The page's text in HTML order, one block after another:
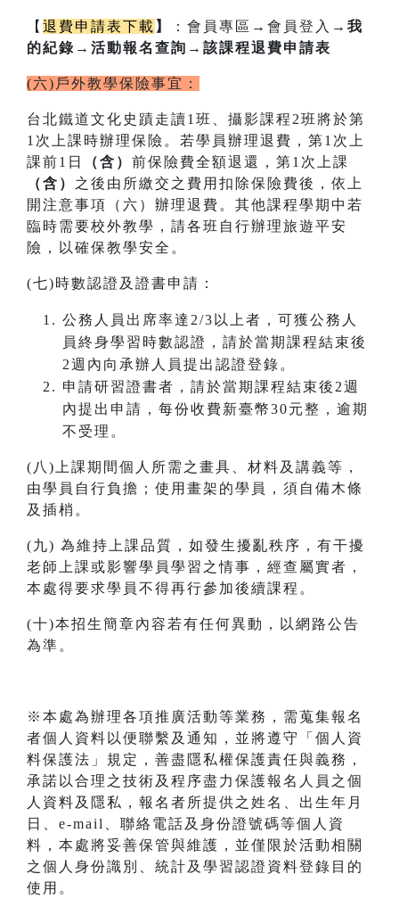
【 退費申請表下載 】 ：會員專區 → 會員登入 →我
的紀錄→活動報名查詢→該課程退費申請表
(六)戶外教學保險事宜：
台北鐵道文化史蹟走讀1班、攝影課程2班將於第
1次上課時辦理保險。若學員辦理退費，第1次上
課前1日
（含） 前保險費全額退還，第1次上課
（含） 之後由所繳交之費用扣除保險費後，依上
開注意事項（六）辦理退費。其他課程學期中若
臨時需要校外教學，請各班自行辦理旅遊平安
險，以確保教學安全。
(七)時數認證及證書申請：
公務人員出席率達2/3以上者，可獲公務人
員終身學習時數認證，請於當期課程結束後
2週內向承辦人員提出認證登錄。
申請研習證書者，請於當期課程結束後2週
內提出申請，每份收費新臺幣30元整，逾期
不受理。
(八)上課期間個人所需之畫具、材料及講義等，
由學員自行負擔；使用畫架的學員，須自備木條
及插梢。
(九) 為維持上課品質，如發生擾亂秩序，有干擾
老師上課或影響學員學習之情事，經查屬實者，
本處得要求學員不得再行參加後續課程。
(十)本招生簡章內容若有任何異動，以網路公告
為準。
※本處為辦理各項推廣活動等業務，需蒐集報名
者個人資料以便聯繫及通知，並將遵守「個人資
料保護法」規定，善盡隱私權保護責任與義務，
承諾以合理之技術及程序盡力保護報名人員之個
人資料及隱私，報名者所提供之姓名、出生年月
日、e-mail、聯絡電話及身份證號碼等個人資
料，本處將妥善保管與維護，並僅限於活動相關
之個人身份識別、統計及學習認證資料登錄目的
使用。